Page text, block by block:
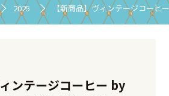
2025 【新商品】ヴィンテージコーヒ
ィンテージコーヒー by